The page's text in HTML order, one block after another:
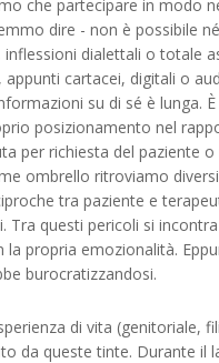
che partecipare in modo
dire - non è possibile
dialettali o totale
cartacei, digitali o
su di sé è lunga.
posizionamento nel
per richiesta del paziente
ombrello ritroviamo
tra paziente e
questi pericoli si
propria emozionalità.
burocratizzandosi.
di vita (genitoriale,
da queste tinte. Durante il